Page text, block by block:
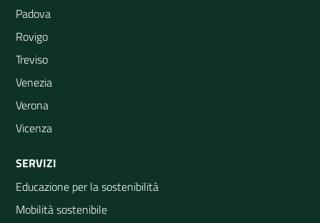
Padova
Rovigo
Treviso
Venezia
Verona
Vicenza
SERVIZI
Educazione per la sostenibilità
Mobilità sostenibile